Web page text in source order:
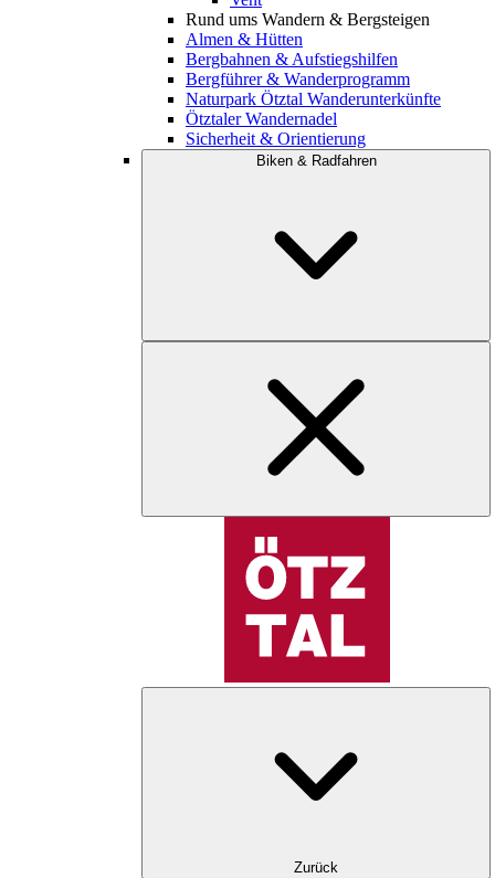
Rund ums Wandern & Bergsteigen
Almen & Hütten
Bergbahnen & Aufstiegshilfen
Bergführer & Wanderprogramm
Naturpark Ötztal Wanderunterkünfte
Ötztaler Wandernadel
Sicherheit & Orientierung
Biken & Radfahren
Zurück